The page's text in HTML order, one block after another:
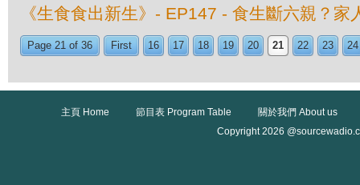
《生食食出新生》- EP147 - 食生斷六親？家
Page 21 of 36 First 16 17 18 19 20 21 22 23 24
主頁 Home 節目表 Program Table
關於我們 About us
Copyright 2026